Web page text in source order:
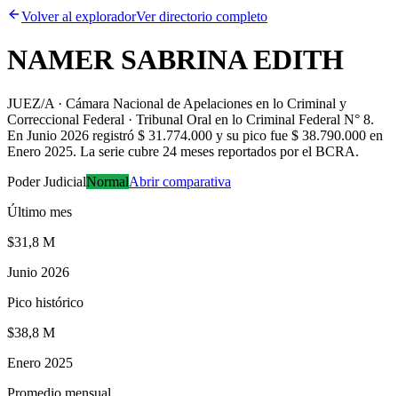
Volver al exploradorVer directorio completo
NAMER SABRINA EDITH
JUEZ/A · Cámara Nacional de Apelaciones en lo Criminal y
Correccional Federal · Tribunal Oral en lo Criminal Federal N° 8.
En Junio 2026 registró $ 31.774.000 y su pico fue $ 38.790.000 en
Enero 2025. La serie cubre 24 meses reportados por el BCRA.
Poder JudicialNormalAbrir comparativa
Último mes
$31,8 M
Junio 2026
Pico histórico
$38,8 M
Enero 2025
Promedio mensual